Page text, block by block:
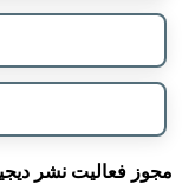
مجوز فعالیت نشر